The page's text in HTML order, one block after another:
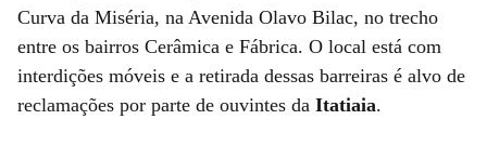
Curva da Miséria, na Avenida Olavo Bilac, no trecho
entre os bairros Cerâmica e Fábrica. O local está com
interdições móveis e a retirada dessas barreiras é alvo de
reclamações por parte de ouvintes da Itatiaia.